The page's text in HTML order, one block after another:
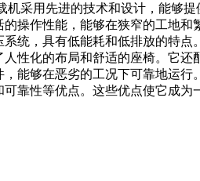
机采用先进的技术和设计，能够
操作性能，能够在狭窄的工地
统，具有低能耗和低排放的特
性化的布局和舒适的座椅。它
能够在恶劣的工况下可靠地运
靠性等优点。这些优点使它成为